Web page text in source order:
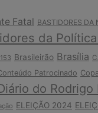
Fatal BASTIDORES DA
da
Brasileirão Brasília
Patrocinado
do Rodrigo
ELEIÇÃO 2024